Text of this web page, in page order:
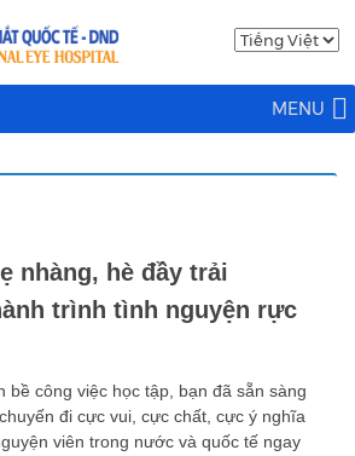
MENU
nhàng, hè đầy trải
trình tình nguyện rực
bề công việc học tập, bạn đã sẵn sàng
đi cực vui, cực chất, cực ý nghĩa
viên trong nước và quốc tế ngay